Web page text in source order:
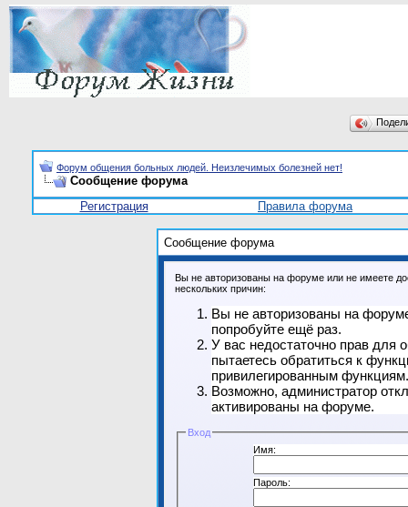
Форум общения больных людей. Неизлечимых болезней нет!
Сообщение форума
Регистрация
Правила форума
Сообщение форума
Вы не авторизованы на форуме или не имеете
нескольких причин:
Вы не авторизованы на
попробуйте ещё раз.
У вас недостаточно прав для
пытаетесь обратиться к
привилегированным функциям.
Возможно, администратор
активированы на форуме.
Вход
Имя:
Пароль: